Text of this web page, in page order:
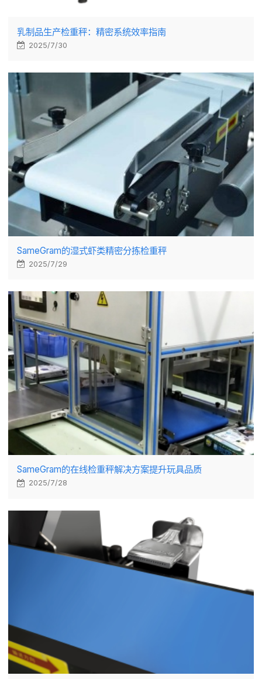
乳制品生产检重秤：精密系统效率指南
2025/7/30
SameGram的湿式虾类精密分拣检重秤
2025/7/29
SameGram的在线检重秤解决方案提升玩具品质
2025/7/28